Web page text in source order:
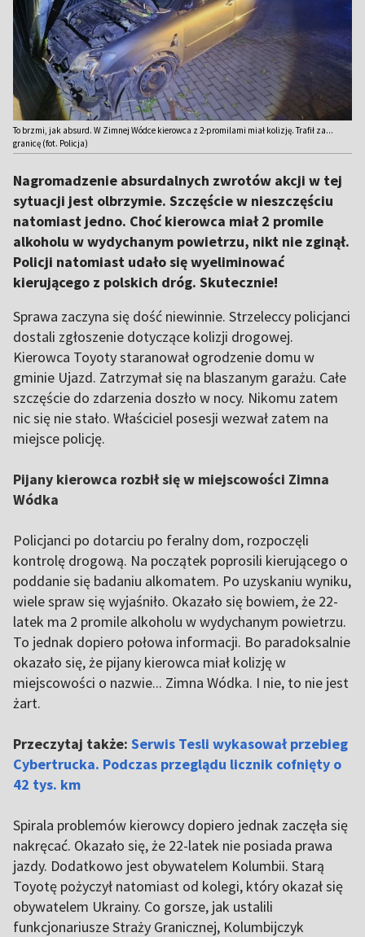
To brzmi, jak absurd. W Zimnej Wódce kierowca z 2-promilami miał kolizję. Trafił za...
granicę (fot. Policja)
Nagromadzenie absurdalnych zwrotów akcji w tej
sytuacji jest olbrzymie. Szczęście w nieszczęściu
natomiast jedno. Choć kierowca miał 2 promile
alkoholu w wydychanym powietrzu, nikt nie zginął.
Policji natomiast udało się wyeliminować
kierującego z polskich dróg. Skutecznie!
Sprawa zaczyna się dość niewinnie. Strzeleccy policjanci
dostali zgłoszenie dotyczące kolizji drogowej.
Kierowca Toyoty staranował ogrodzenie domu w
gminie Ujazd. Zatrzymał się na blaszanym garażu. Całe
szczęście do zdarzenia doszło w nocy. Nikomu zatem
nic się nie stało. Właściciel posesji wezwał zatem na
miejsce policję.
Pijany kierowca rozbił się w miejscowości Zimna
Wódka
Policjanci po dotarciu po feralny dom, rozpoczęli
kontrolę drogową. Na początek poprosili kierującego o
poddanie się badaniu alkomatem. Po uzyskaniu wyniku,
wiele spraw się wyjaśniło. Okazało się bowiem, że 22-
latek ma 2 promile alkoholu w wydychanym powietrzu.
To jednak dopiero połowa informacji. Bo paradoksalnie
okazało się, że pijany kierowca miał kolizję w
miejscowości o nazwie... Zimna Wódka. I nie, to nie jest
żart.
Przeczytaj także: Serwis Tesli wykasował przebieg
Cybertrucka. Podczas przeglądu licznik cofnięty o
42 tys. km
Spirala problemów kierowcy dopiero jednak zaczęła się
nakręcać. Okazało się, że 22-latek nie posiada prawa
jazdy. Dodatkowo jest obywatelem Kolumbii. Starą
Toyotę pożyczył natomiast od kolegi, który okazał się
obywatelem Ukrainy. Co gorsze, jak ustalili
funkcjonariusze Straży Granicznej, Kolumbijczyk